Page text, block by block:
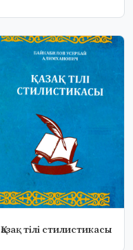
Қазақ тiлi стилистикасы